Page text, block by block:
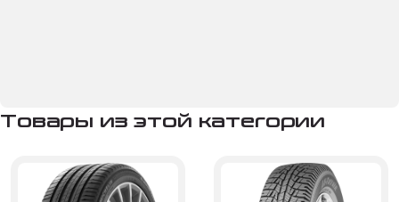
Товары из этой категории